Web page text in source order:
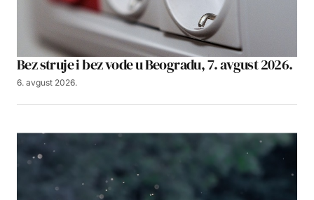
Bez struje i bez vode u Beogradu, 7. avgust 2026.
6. avgust 2026.